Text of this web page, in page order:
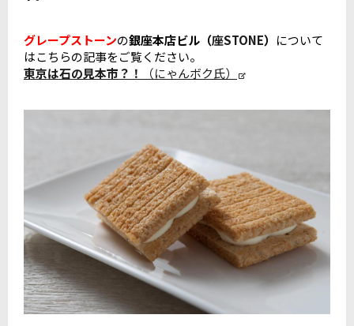
グレープストーンの銀座本店ビル（座STONE） について
はこちらの記事をご覧ください。
東京は石の見本市？！
（にゃんボク氏）